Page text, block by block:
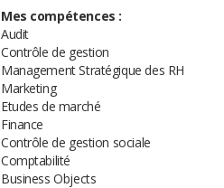
Mes compétences :
Audit
Contrôle de gestion
Management Stratégique des RH
Marketing
Etudes de marché
Finance
Contrôle de gestion sociale
Comptabilité
Business Objects